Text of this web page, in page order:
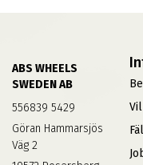
ABS WHEELS
SWEDEN AB
556839 5429
Göran Hammarsjös
Väg 2